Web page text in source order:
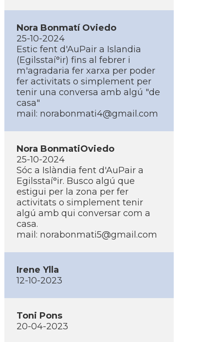
Nora Bonmatí­ Oviedo
25-10-2024
Estic fent d'AuPair a Islandia
(Egilsstaí°ir) fins al febrer i
m'agradaria fer xarxa per poder
fer activitats o simplement per
tenir una conversa amb algú "de
casa"
mail: norabonmati4@gmail.com
Nora BonmatiOviedo
25-10-2024
Sóc a Islàndia fent d'AuPair a
Egilsstaí°ir. Busco algú que
estigui per la zona per fer
activitats o simplement tenir
algú amb qui conversar com a
casa.
mail: norabonmati5@gmail.com
Irene Ylla
12-10-2023
Toni Pons
20-04-2023